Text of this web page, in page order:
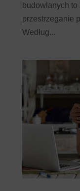
budowlanych
przestrzeganie
Według...